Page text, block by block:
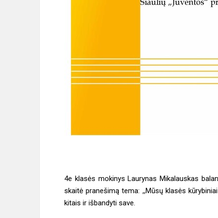
4e klasės mokinys Laurynas Mikalauskas
skaitė pranešimą tema: ,,Mūsų klasės
kitais ir išbandyti save.